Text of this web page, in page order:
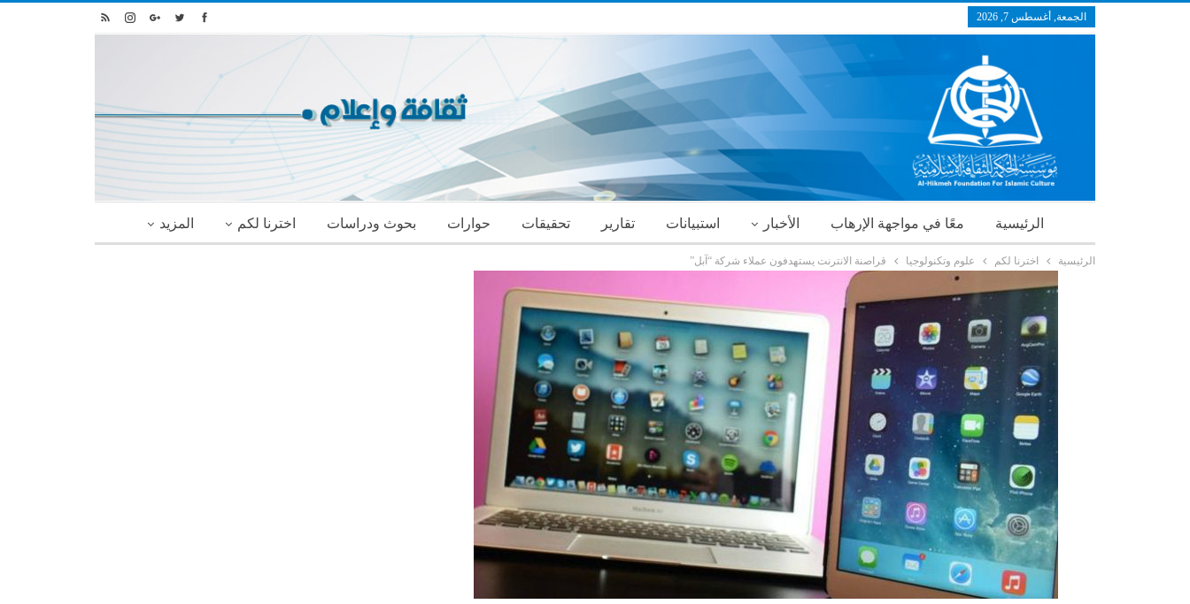
الجمعة, أغسطس 7, 2026
الرئيسية معًا في مواجهة الإرهاب الأخبار استبيانات تقارير تحقيقات حوارات بحوث ودراسات اخترنا لكم المزيد
الرئيسية اخترنا لكم علوم وتكنولوجيا قراصنة الانترنت يستهدفون عملاء شركة “آبل”